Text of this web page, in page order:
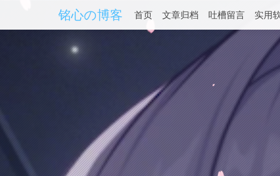
铭心の博客 首页 文章归档 吐槽留言 实用